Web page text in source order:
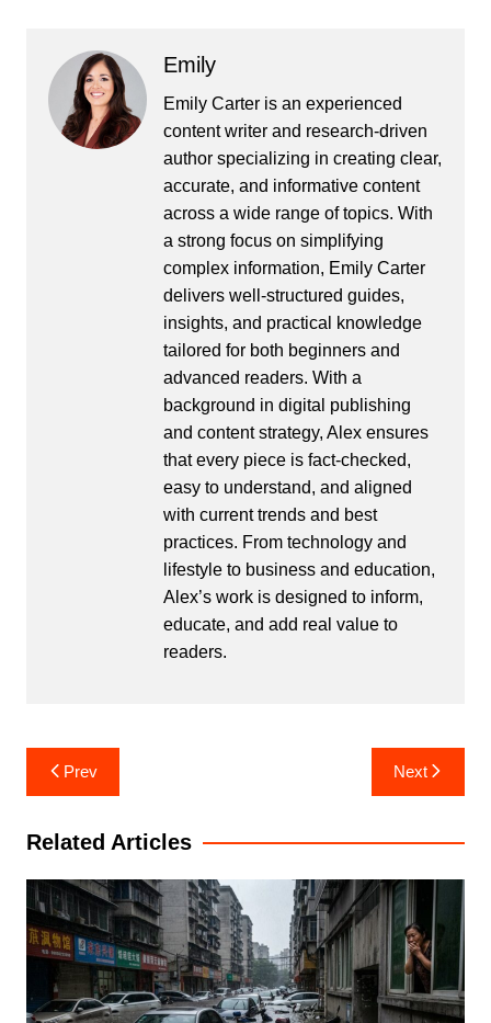
Emily
Emily Carter is an experienced
content writer and research-driven
author specializing in creating clear,
accurate, and informative content
across a wide range of topics. With
a strong focus on simplifying
complex information, Emily Carter
delivers well-structured guides,
insights, and practical knowledge
tailored for both beginners and
advanced readers. With a
background in digital publishing
and content strategy, Alex ensures
that every piece is fact-checked,
easy to understand, and aligned
with current trends and best
practices. From technology and
lifestyle to business and education,
Alex’s work is designed to inform,
educate, and add real value to
readers.
Post
navigation
Prev Next
Related Articles